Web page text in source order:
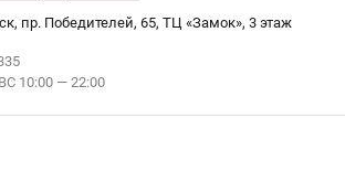
пр. Победителей, 65, ТЦ «Замок», 3 этаж
10:00 — 22:00